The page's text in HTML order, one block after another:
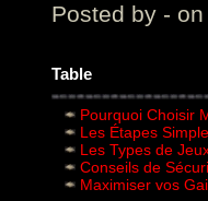
Posted by - on
Table
Pourquoi Choisir
Les Étapes
Les Types de
Conseils de
Maximiser vos